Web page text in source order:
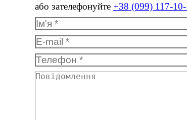
або зателефонуйте +38 (099) 117-
Ім'я *
E-mail *
Телефон *
Повідомлення